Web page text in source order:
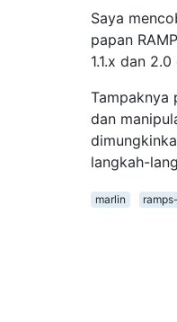
Saya
papan
1.1.x dan
Tampaknya
dan
langkah-
marlin